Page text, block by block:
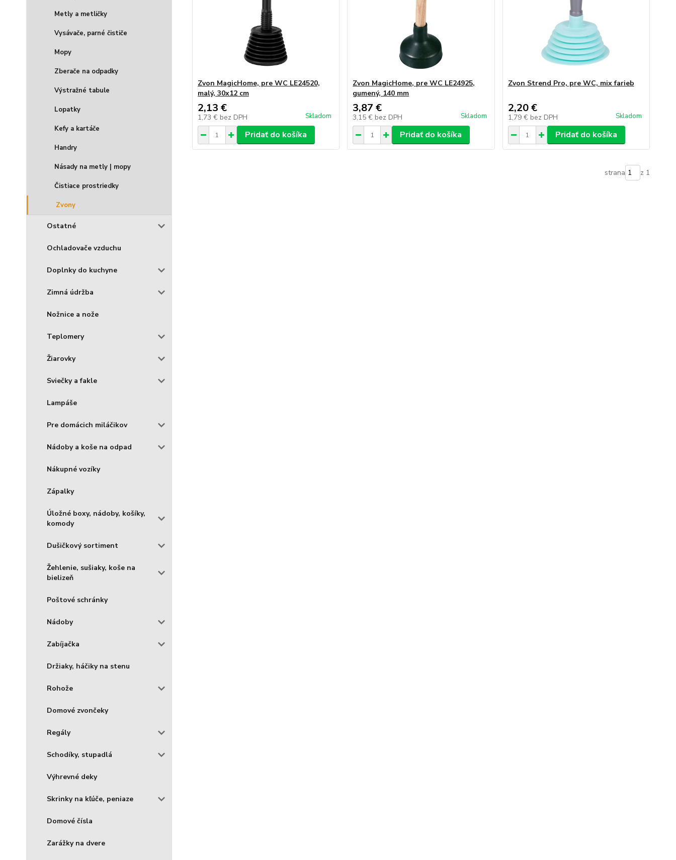
Metly a metličky
Vysávače, parné čističe
Mopy
Zberače na odpadky
Výstražné tabule
Lopatky
Kefy a kartáče
Handry
Násady na metly | mopy
Čistiace prostriedky
Zvony
Ostatné
Ochladovače vzduchu
Doplnky do kuchyne
Zimná údržba
Nožnice a nože
Teplomery
Žiarovky
Sviečky a fakle
Lampáše
Pre domácich miláčikov
Nádoby a koše na odpad
Nákupné vozíky
Zápalky
Úložné boxy, nádoby, košíky,
komody
Dušičkový sortiment
Žehlenie, sušiaky, koše na
bielizeň
Poštové schránky
Nádoby
Zabíjačka
Držiaky, háčiky na stenu
Rohože
Domové zvončeky
Regály
Schodíky, stupadlá
Výhrevné deky
Skrinky na kľúče, peniaze
Domové čísla
Zarážky na dvere
Zvon MagicHome, pre WC LE24520,
malý, 30x12 cm
2,13 €
1,73 € bez DPH Skladom
Pridať do košíka
Zvon MagicHome, pre WC LE24925,
gumený, 140 mm
3,87 €
3,15 € bez DPH Skladom
Pridať do košíka
Zvon Strend Pro, pre WC, mix farieb
2,20 €
1,79 € bez DPH Skladom
Pridať do košíka
strana z 1